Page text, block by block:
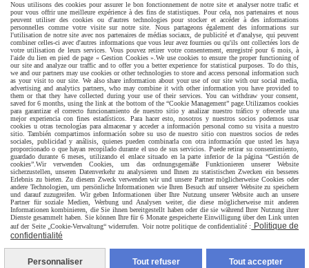
CONTACT
Paiement sécurisé
Nous utilisons des cookies pour assurer le bon fonctionnement de notre site et analyser notre trafic et
pour vous offrir une meilleure expérience à des fins de statistiques. Pour cela, nos partenaires et nous
peuvent utiliser des cookies ou d'autres technologies pour stocker et accéder à des informations
personnelles comme votre visite sur notre site. Nous partageons également des informations sur
l'utilisation de notre site avec nos partenaires de médias sociaux, de publicité et d'analyse, qui peuvent
combiner celles-ci avec d'autres informations que vous leur avez fournies ou qu'ils ont collectées lors de
votre utilisation de leurs services. Vous pouvez retirer votre consentement, enregistré pour 6 mois, à
l'aide du lien en pied de page « Gestion Cookies ». We use cookies to ensure the proper functioning of
our site and analyze our traffic and to offer you a better experience for statistical purposes. To do this,
we and our partners may use cookies or other technologies to store and access personal information such
as your visit to our site. We also share information about your use of our site with our social media,
advertising and analytics partners, who may combine it with other information you have provided to
them or that they have collected during your use of their services. You can withdraw your consent,
saved for 6 months, using the link at the bottom of the “Cookie Management” page. Utilizamos cookies
para garantizar el correcto funcionamiento de nuestro sitio y analizar nuestro tráfico y ofrecerle una
mejor experiencia con fines estadísticos. Para hacer esto, nosotros y nuestros socios podemos usar
cookies u otras tecnologías para almacenar y acceder a información personal como su visita a nuestro
sitio. También compartimos información sobre su uso de nuestro sitio con nuestros socios de redes
sociales, publicidad y análisis, quienes pueden combinarla con otra información que usted les haya
proporcionado o que hayan recopilado durante el uso de sus servicios. Puede retirar su consentimiento,
guardado durante 6 meses, utilizando el enlace situado en la parte inferior de la página “Gestión de
cookies”. Wir verwenden Cookies, um das ordnungsgemäße Funktionieren unserer Website
sicherzustellen, unseren Datenverkehr zu analysieren und Ihnen zu statistischen Zwecken ein besseres
Erlebnis zu bieten. Zu diesem Zweck verwenden wir und unsere Partner möglicherweise Cookies oder
andere Technologien, um persönliche Informationen wie Ihren Besuch auf unserer Website zu speichern
und darauf zuzugreifen. Wir geben Informationen über Ihre Nutzung unserer Website auch an unsere
Partner für soziale Medien, Werbung und Analysen weiter, die diese möglicherweise mit anderen
Informationen kombinieren, die Sie ihnen bereitgestellt haben oder die sie während Ihrer Nutzung ihrer
Dienste gesammelt haben. Sie können Ihre für 6 Monate gespeicherte Einwilligung über den Link unten
auf der Seite „Cookie-Verwaltung“ widerrufen. Voir notre politique de confidentialité :
Politique de
confidentialité
Personnaliser Tout refuser Tout accepter